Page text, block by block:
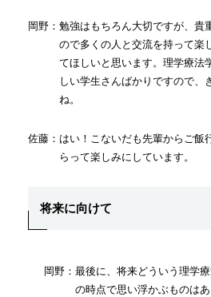
岡野：勉強はもちろん大切ですが、貴
ので多くの人と交流を持って楽
てほしいと思います。理学療法
しい学生さんばかりですので、
ね。
佐藤：はい！こないだも先輩からご飯
らって楽しみにしています。
将来に向けて
岡野：最後に、将来どういう理学
の時点で思い浮かぶものは